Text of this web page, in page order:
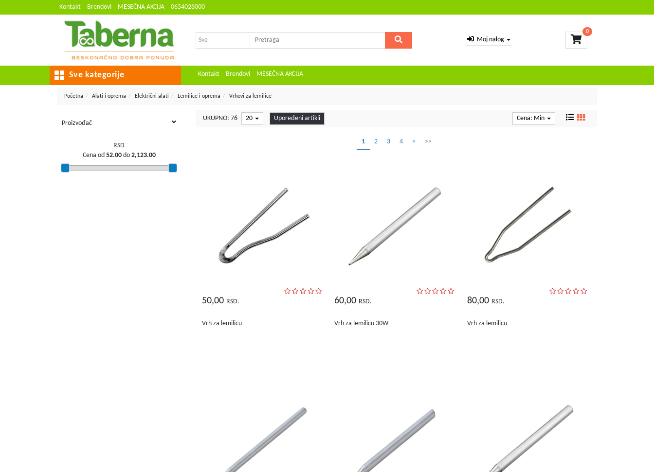
Kontakt Brendovi MESEČNA AKCIJA 0654028000
Moj nalog
0
Sve kategorije Kontakt Brendovi MESEČNA AKCIJA
Početna Alati i oprema Električni alati Lemilice i oprema Vrhovi za lemilice
Proizvođač
RSD
Cena od 52.00do 2,123.00
UKUPNO: 76 20 Upoređeni artikli Cena: Min
1 2 3 4 > >>
50,00 RSD.
Vrh za lemilicu
60,00 RSD.
Vrh za lemilicu 30W
80,00 RSD.
Vrh za lemilicu